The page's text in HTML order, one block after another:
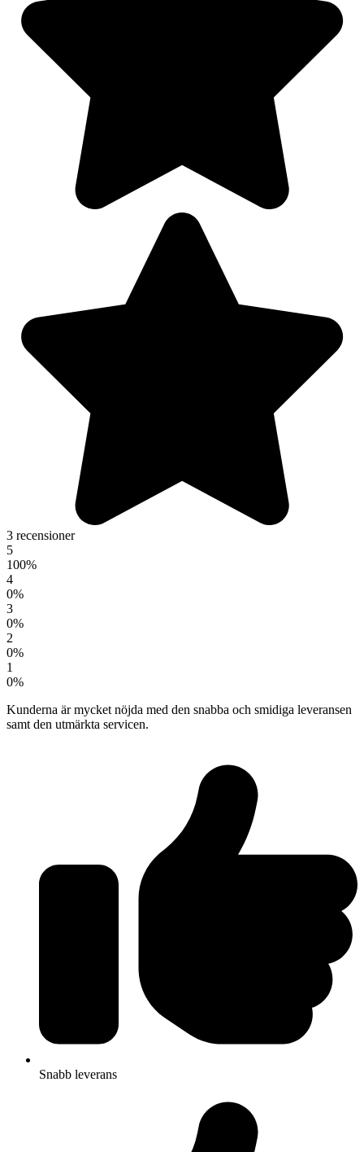
3 recensioner
5
100%
4
0%
3
0%
2
0%
1
0%
Kunderna är mycket nöjda med den snabba och smidiga leveransen
samt den utmärkta servicen.
Snabb leverans